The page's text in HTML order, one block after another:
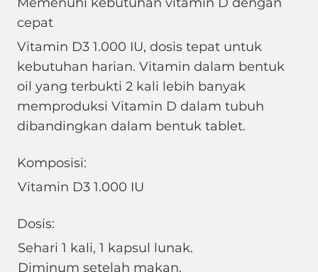
cepat
Vitamin D3 1.000 IU, dosis tepat untuk
kebutuhan harian. Vitamin dalam bentuk
oil yang terbukti 2 kali lebih banyak
memproduksi Vitamin D dalam tubuh
dibandingkan dalam bentuk tablet.
Komposisi:
Vitamin D3 1.000 IU
Dosis:
Sehari 1 kali, 1 kapsul lunak.
Diminum setelah makan.